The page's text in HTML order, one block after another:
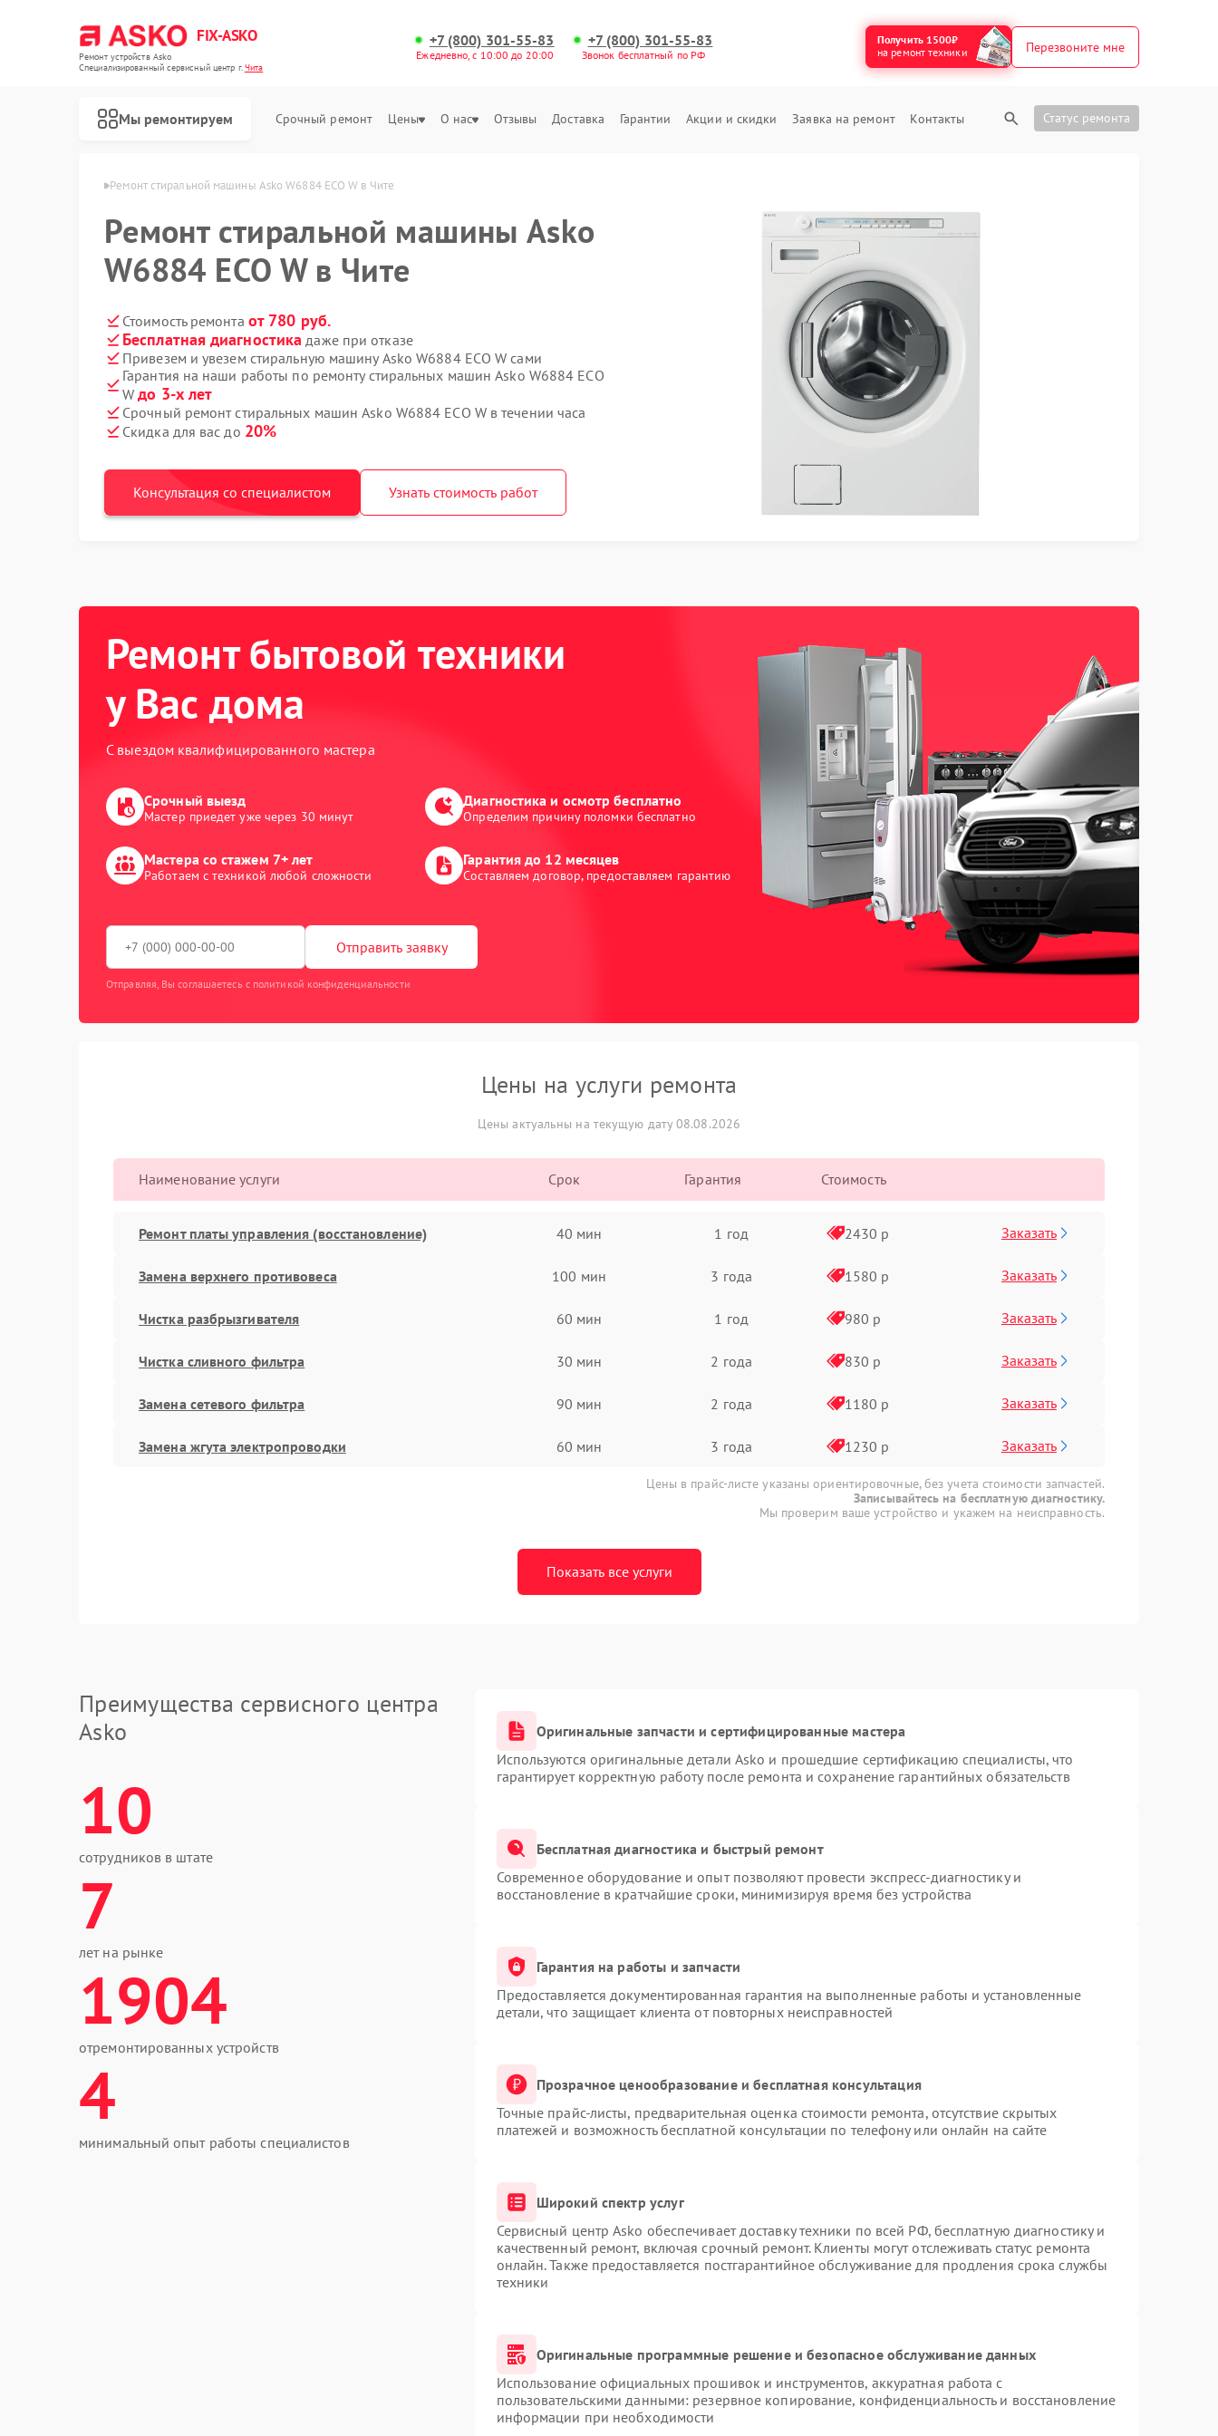
FIX-ASKO
Ремонт устройств Asko
Специализированный cервисный центр г.Чита
+7 (800) 301-55-83
Ежедневно, с 10:00 до 20:00
+7 (800) 301-55-83
Звонок бесплатный по РФ
Получить 1500₽
на ремонт техники
Перезвоните мне
Мы ремонтируем Срочный ремонт Цены О нас Отзывы Доставка Гарантии Акции и скидки Заявка на ремонт Контакты Статус ремонта
машин Asko в Чите Ремонт стиральной машины Asko W6884 ECO W в Чите
Ремонт стиральной машины Asko
W6884 ECO W в Чите
Стоимость ремонта от 780 руб.
Бесплатная диагностика даже при отказе
Привезем и увезем стиральную машину Asko W6884 ECO W сами
Гарантия на наши работы по ремонту стиральных машин Asko W6884 ECO
Wдо 3-х лет
Срочный ремонт стиральных машин Asko W6884 ECO W в течении часа
Скидка для вас до 20%
Консультация со специалистом Узнать стоимость работ
Ремонт бытовой техники
у Вас дома
С выездом квалифицированного мастера
Срочный выезд
Мастер приедет уже через 30 минут
Диагностика и осмотр бесплатно
Определим причину поломки бесплатно
Мастера со стажем 7+ лет
Работаем с техникой любой сложности
Гарантия до 12 месяцев
Составляем договор, предоставляем гарантию
Отправить заявку
Отправляя, Вы соглашаетесь с политикой конфиденциальности
Цены на услуги ремонта
Цены актуальны на текущую дату 08.08.2026
Наименование услуги Срок Гарантия Стоимость
Ремонт платы управления (восстановление) 40 мин 1 год 2430 р Заказать
Замена верхнего противовеса 100 мин 3 года 1580 р Заказать
Чистка разбрызгивателя 60 мин 1 год 980 р Заказать
Чистка сливного фильтра 30 мин 2 года 830 р Заказать
Замена сетевого фильтра 90 мин 2 года 1180 р Заказать
Замена жгута электропроводки 60 мин 3 года 1230 р Заказать
Цены в прайс-листе указаны ориентировочные, без учета стоимости запчастей.
Записывайтесь на бесплатную диагностику.
Мы проверим ваше устройство и укажем на неисправность.
Показать все услуги
Преимущества сервисного центра
Asko
10
сотрудников в штате
7
лет на рынке
1904
отремонтированных устройств
4
минимальный опыт работы специалистов
Оригинальные запчасти и сертифицированные мастера
Используются оригинальные детали Asko и прошедшие сертификацию специалисты, что
гарантирует корректную работу после ремонта и сохранение гарантийных обязательств
Бесплатная диагностика и быстрый ремонт
Современное оборудование и опыт позволяют провести экспресс-диагностику и
восстановление в кратчайшие сроки, минимизируя время без устройства
Гарантия на работы и запчасти
Предоставляется документированная гарантия на выполненные работы и установленные
детали, что защищает клиента от повторных неисправностей
Прозрачное ценообразование и бесплатная консультация
Точные прайс-листы, предварительная оценка стоимости ремонта, отсутствие скрытых
платежей и возможность бесплатной консультации по телефону или онлайн на сайте
Широкий спектр услуг
Сервисный центр Asko обеспечивает доставку техники по всей РФ, бесплатную диагностику и
качественный ремонт, включая срочный ремонт. Клиенты могут отслеживать статус ремонта
онлайн. Также предоставляется постгарантийное обслуживание для продления срока службы
техники
Оригинальные программные решение и безопасное обслуживание данных
Использование официальных прошивок и инструментов, аккуратная работа с
пользовательскими данными: резервное копирование, конфиденциальность и восстановление
информации при необходимости